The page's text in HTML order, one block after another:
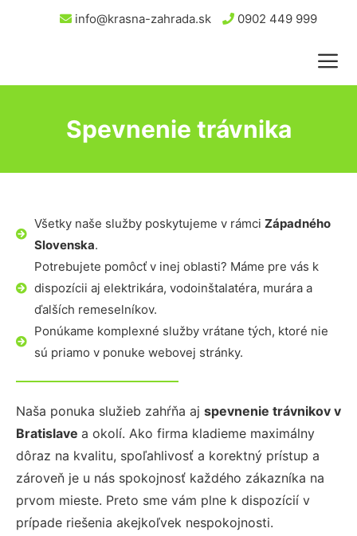
info@krasna-zahrada.sk 0902 449 999
Spevnenie trávnika
Všetky naše služby poskytujeme v rámci Západného
Slovenska.
Potrebujete pomôcť v inej oblasti? Máme pre vás k
dispozícii aj elektrikára, vodoinštalatéra, murára a
ďalších remeselníkov.
Ponúkame komplexné služby vrátane tých, ktoré nie
sú priamo v ponuke webovej stránky.
Naša ponuka služieb zahŕňa aj spevnenie trávnikov v
Bratislave a okolí. Ako firma kladieme maximálny
dôraz na kvalitu, spoľahlivosť a korektný prístup a
zároveň je u nás spokojnosť každého zákazníka na
prvom mieste. Preto sme vám plne k dispozícií v
prípade riešenia akejkoľvek nespokojnosti.